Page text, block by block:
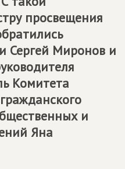
просвещения
Сергей Миронов и
Комитета
и
Яна